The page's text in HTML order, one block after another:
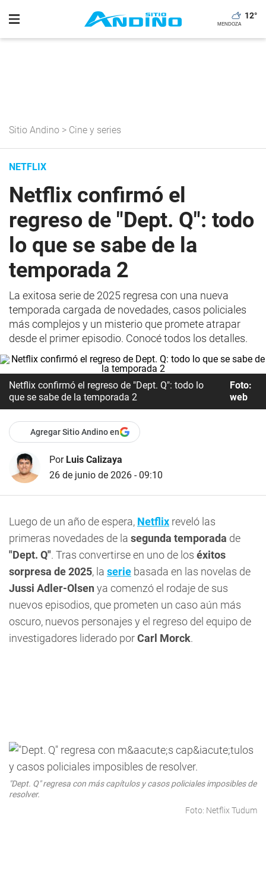
12°
Sitio Andino > Cine y series
NETFLIX
Netflix confirmó el
regreso de "Dept. Q": todo
lo que se sabe de la
temporada 2
La exitosa serie de 2025 regresa con una nueva
temporada cargada de novedades, casos policiales
más complejos y un misterio que promete atrapar
desde el primer episodio. Conocé todos los detalles.
Netflix confirmó el regreso de "Dept. Q": todo lo
que se sabe de la temporada 2
Foto:
web
Agregar Sitio Andino en
Por Luis Calizaya
26 de junio de 2026 - 09:10
Luego de un año de espera, Netflix reveló las
primeras novedades de la segunda temporada de
"Dept. Q". Tras convertirse en uno de los éxitos
sorpresa de 2025, la serie basada en las novelas de
Jussi Adler-Olsen ya comenzó el rodaje de sus
nuevos episodios, que prometen un caso aún más
oscuro, nuevos personajes y el regreso del equipo de
investigadores liderado porCarl Morck.
"Dept. Q" regresa con más capítulos y casos policiales imposibles de
resolver.
Foto: Netflix Tudum